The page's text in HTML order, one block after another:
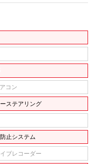
コン
ステアリング
止システム
イブレコーダー